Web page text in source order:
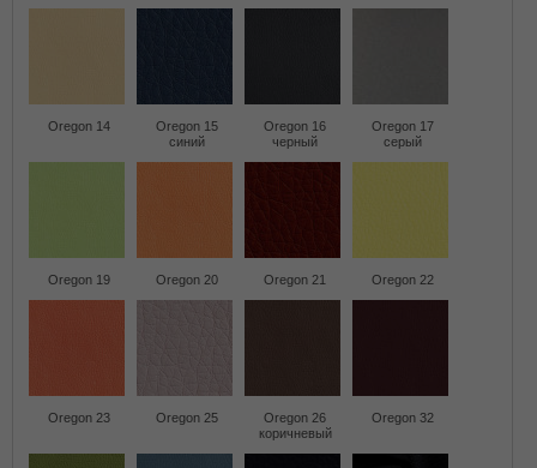
Oregon 14
Oregon 15
синий
Oregon 16
черный
Oregon 17
серый
Oregon 19 Oregon 20 Oregon 21 Oregon 22
Oregon 23 Oregon 25
Oregon 26
коричневый
Oregon 32